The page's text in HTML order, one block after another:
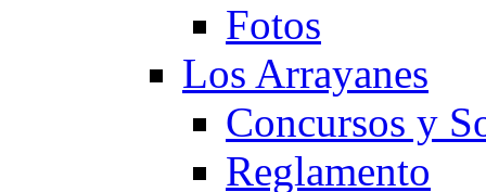
Fotos
Los Arrayanes
Concursos y
Reglamento